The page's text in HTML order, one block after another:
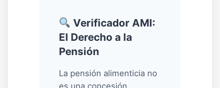
Verificador AMI:
El Derecho a la
Pensión
La pensión alimenticia no
es una concesión